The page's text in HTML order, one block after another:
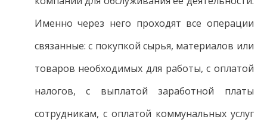
Именно через него проходят все операции
связанные: с покупкой сырья, материалов или
товаров необходимых для работы, с оплатой
налогов, с выплатой заработной платы
сотрудникам, с оплатой коммунальных услуг